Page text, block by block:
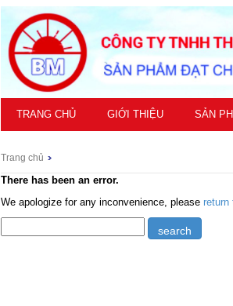
TRANG CHỦ GIỚI THIỆU SẢN
Trang chủ
There has been an error.
We apologize for any inconvenience, please return